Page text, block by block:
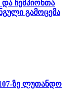
ჩემპიონთა
გამოცემა
ზე ლუთანდო